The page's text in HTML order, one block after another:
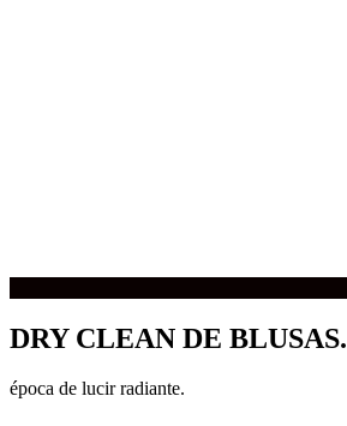
DRY CLEAN DE BLUSAS.
época de lucir radiante.